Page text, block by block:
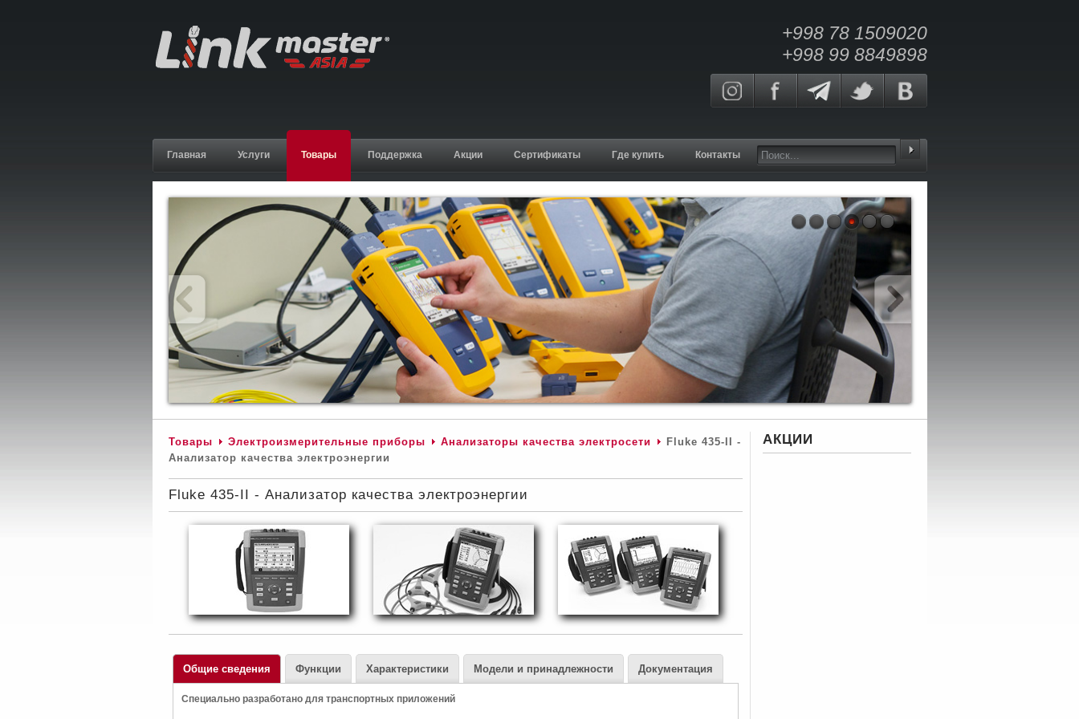
+998 78 1509020
+998 99 8849898
Главная Услуги Товары Поддержка Акции Сертификаты Где купить Контакты
Товары Электроизмерительные приборы Анализаторы качества электросети
Fluke 435-II -
Анализатор качества электроэнергии
Fluke 435-II - Анализатор качества электроэнергии
Общие сведения
Специально разработано для транспортных приложений
Функции Характеристики Модели и принадлежности Документация
АКЦИИ